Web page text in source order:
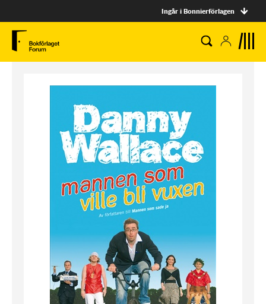
Ingår i Bonnierförlagen